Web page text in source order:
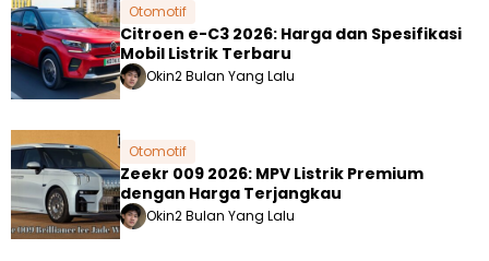
Otomotif
Citroen e-C3 2026: Harga dan Spesifikasi
Mobil Listrik Terbaru
Okin2 Bulan Yang Lalu
Otomotif
Zeekr 009 2026: MPV Listrik Premium
dengan Harga Terjangkau
Okin2 Bulan Yang Lalu